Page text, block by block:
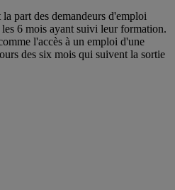
part des demandeurs d'emploi
6 mois ayant suivi leur formation.
l'accès à un emploi d'une
des six mois qui suivent la sortie